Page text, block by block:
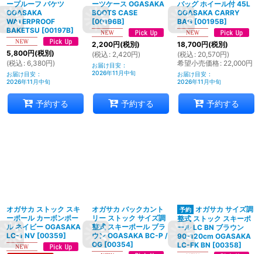
ープルーフ バケツ
OGASAKA
WATERPROOF
BAKETSU [00197B]
5,800円(税別)
(税込 : 6,380円)
お届け目安 :
2026年11月中旬
予約する
ーツケース OGASAKA
BOOTS CASE
[00196B]
2,200円(税別)
(税込 : 2,420円)
お届け目安 :
2026年11月中旬
予約する
バッグ ホイール付 45L
OGASAKA CARRY
BAG [00195B]
18,700円(税別)
(税込 : 20,570円)
希望小売価格: 22,000円
お届け目安 :
2026年11月中旬
予約する
オガサカ ストック スキ
ーポール カーボンポー
ル ネイビー OGASAKA
LC-1 NV [00359]
オガサカ バックカント
リー ストック サイズ調
整式 スキーポール ブラ
ウン OGASAKA BC-P /
OG [00354]
オガサカ サイズ調
整式 ストック スキーポ
ール LC BN ブラウン
90-120cm OGASAKA
LC-FK BN [00358]